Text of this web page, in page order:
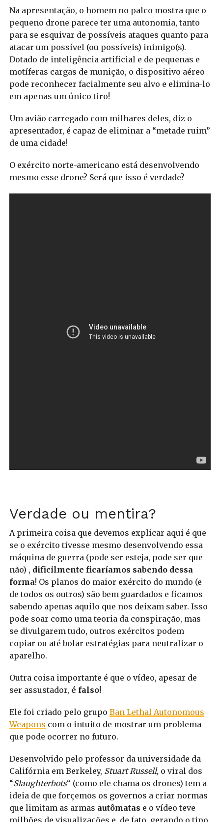
Na apresentação, o homem no palco mostra que o
pequeno drone parece ter uma autonomia, tanto
para se esquivar de possíveis ataques quanto para
atacar um possível (ou possíveis) inimigo(s).
Dotado de inteligência artificial e de pequenas e
motíferas cargas de munição, o dispositivo aéreo
pode reconhecer facialmente seu alvo e elimina-lo
em apenas um único tiro!
Um avião carregado com milhares deles, diz o
apresentador, é capaz de eliminar a “metade ruim”
de uma cidade!
O exército norte-americano está desenvolvendo
mesmo esse drone? Será que isso é verdade?
Verdade ou mentira?
A primeira coisa que devemos explicar aqui é que
se o exército tivesse mesmo desenvolvendo essa
máquina de guerra (pode ser esteja, pode ser que
não) , dificilmente ficaríamos sabendo dessa
forma! Os planos do maior exército do mundo (e
de todos os outros) são bem guardados e ficamos
sabendo apenas aquilo que nos deixam saber. Isso
pode soar como uma teoria da conspiração, mas
se divulgarem tudo, outros exércitos podem
copiar ou até bolar estratégias para neutralizar o
aparelho.
Outra coisa importante é que o vídeo, apesar de
ser assustador, é falso!
Ele foi criado pelo grupo Ban Lethal Autonomous
Weapons com o intuito de mostrar um problema
que pode ocorrer no futuro.
Desenvolvido pelo professor da universidade da
Califórnia em Berkeley, Stuart Russell,o viral dos
“Slaughterbots“ (como ele chama os drones) tem a
ideia de que forçemos os governos a criar normas
que limitam as armas autômatas e o vídeo teve